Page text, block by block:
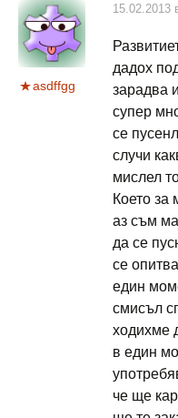
asdffgg
15.02.2013
дадох
зарадва
супер
се
случи
мислел
Което за
аз съм
да се
се
един
смисъл
ходихме
в един
че ще